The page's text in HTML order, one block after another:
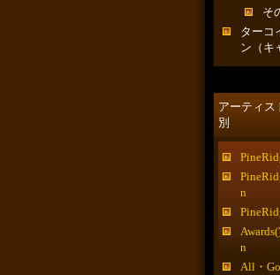
そ
ターコ
ン（キ
アーティス
別
n
n
All・